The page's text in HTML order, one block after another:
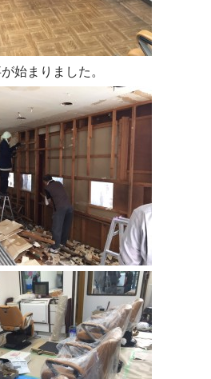
始まりました。